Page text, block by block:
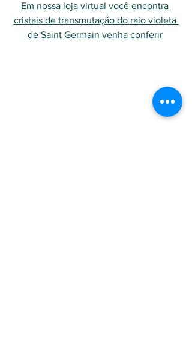
Em nossa loja virtual você encontra
cristais de transmutação do raio violeta
de Saint Germain venha conferir